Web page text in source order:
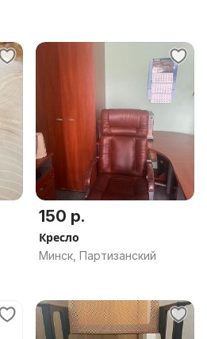
150 р.
Кресло
Минск, Партизанский